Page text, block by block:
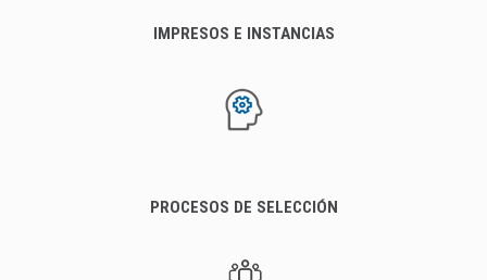
IMPRESOS E INSTANCIAS
PROCESOS DE SELECCIÓN